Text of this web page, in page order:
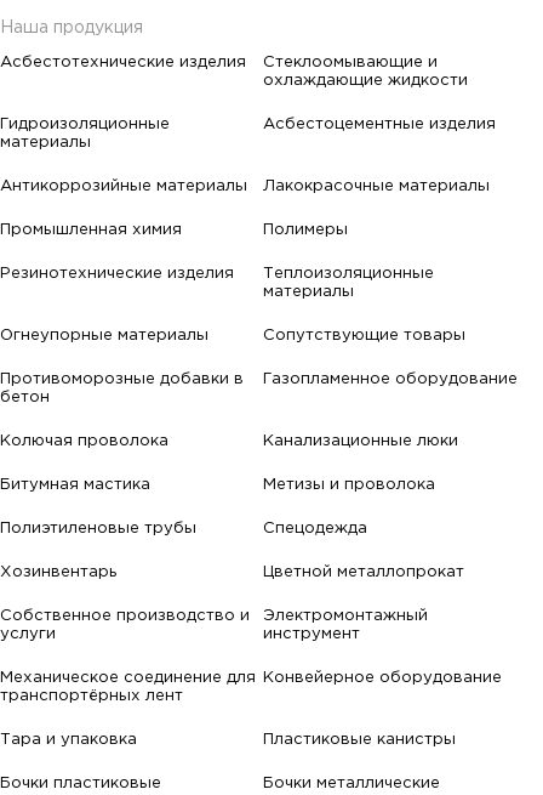
Наша продукция
Асбестотехнические изделия
Стеклоомывающие и
охлаждающие жидкости
Гидроизоляционные
материалы
Асбестоцементные изделия
Антикоррозийные материалы Лакокрасочные материалы
Промышленная химия Полимеры
Резинотехнические изделия
Теплоизоляционные
материалы
Огнеупорные материалы Сопутствующие товары
Противоморозные добавки в
бетон
Газопламенное оборудование
Колючая проволока Канализационные люки
Битумная мастика Метизы и проволока
Полиэтиленовые трубы Спецодежда
Хозинвентарь Цветной металлопрокат
Собственное производство и
услуги
Электромонтажный
инструмент
Механическое соединение для
транспортёрных лент
Конвейерное оборудование
Тара и упаковка Пластиковые канистры
Бочки пластиковые Бочки металлические